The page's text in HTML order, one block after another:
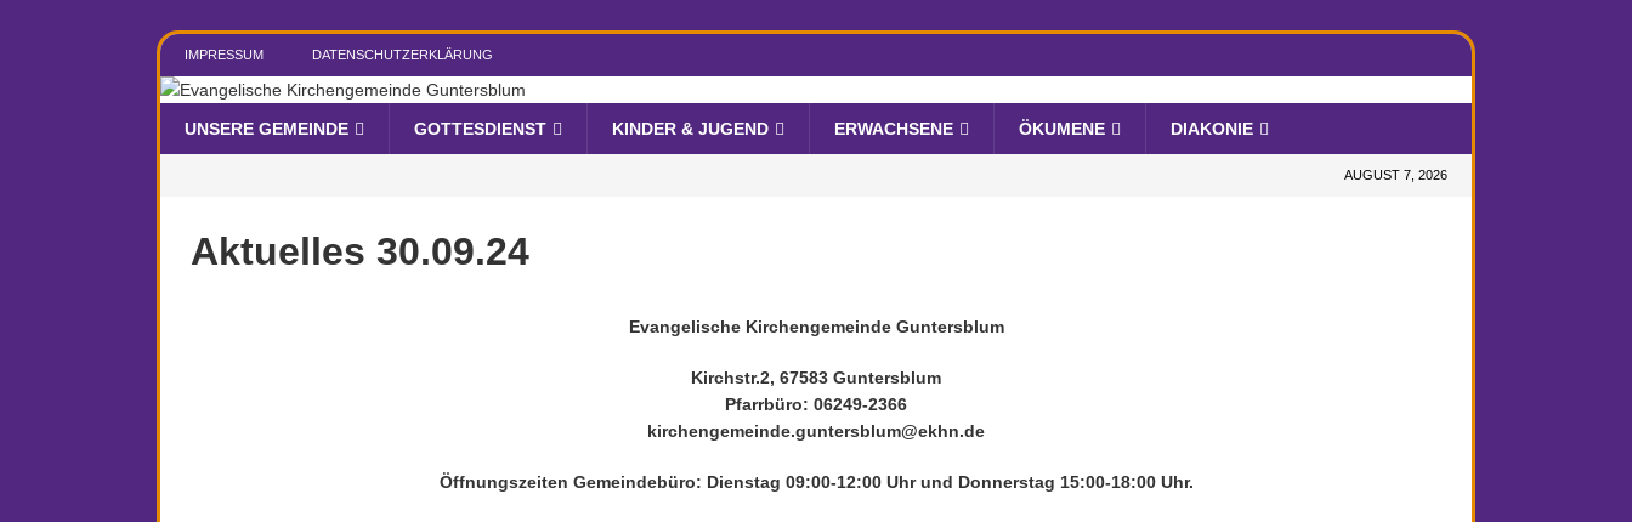
IMPRESSUM DATENSCHUTZERKLÄRUNG
UNSERE GEMEINDE GOTTESDIENST KINDER & JUGEND ERWACHSENE ÖKUMENE DIAKONIE
AUGUST 7, 2026
Aktuelles 30.09.24
Evangelische Kirchengemeinde Guntersblum
Kirchstr.2, 67583 Guntersblum
Pfarrbüro: 06249-2366
kirchengemeinde.guntersblum@ekhn.de
Öffnungszeiten Gemeindebüro: Dienstag 09:00-12:00 Uhr und Donnerstag 15:00-18:00 Uhr.